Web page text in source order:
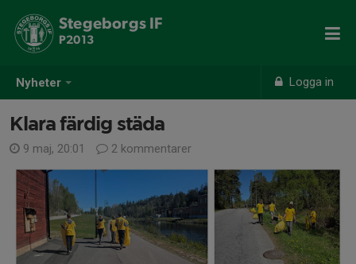
Nyheter Logga in
Stegeborgs IF
P2013
Klara färdig städa
9 maj, 20:01 2 kommentarer